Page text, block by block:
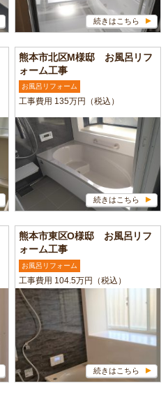
続きはこちら
熊本市北区M様邸 お風呂リフ
ォーム工事
お風呂リフォーム
工事費用 135万円（税込）
続きはこちら
熊本市東区O様邸 お風呂リフ
ォーム工事
お風呂リフォーム
工事費用 104.5万円（税込）
続きはこちら